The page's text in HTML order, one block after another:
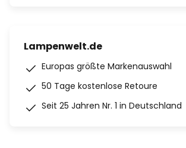
Lampenwelt.de
Europas größte Markenauswahl
50 Tage kostenlose Retoure
Seit 25 Jahren Nr. 1 in Deutschland